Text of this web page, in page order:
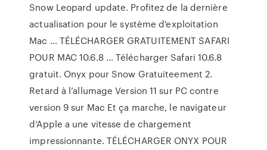
Snow Leopard update. Profitez de la dernière
actualisation pour le système d'exploitation
Mac … TÉLÉCHARGER GRATUITEMENT SAFARI
POUR MAC 10.6.8 … Télécharger Safari 10.6.8
gratuit. Onyx pour Snow Gratuiteement 2.
Retard à l’allumage Version 11 sur PC contre
version 9 sur Mac Et ça marche, le navigateur
d’Apple a une vitesse de chargement
impressionnante. TÉLÉCHARGER ONYX POUR